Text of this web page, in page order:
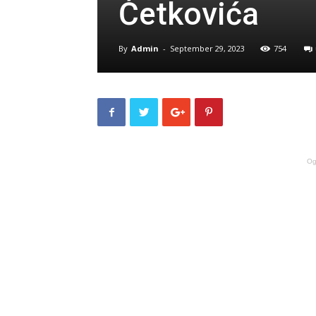
Ćetkovića
By Admin - September 29, 2023 754